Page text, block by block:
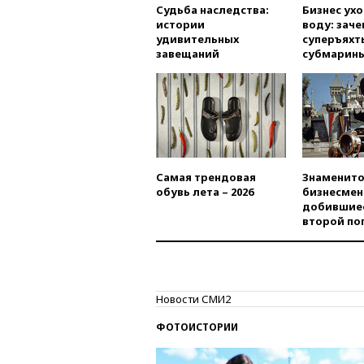
Судьба наследства:
истории
удивительных
завещаний
Бизнес
воду:
Самая трендовая
обувь лета – 2026
второй
Новости СМИ2
ФОТОИСТОРИИ